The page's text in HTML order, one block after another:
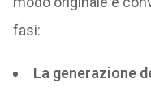
fasi:
La generazione